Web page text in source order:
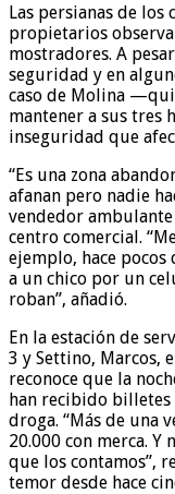
Las persianas de los
propietarios
mostradores. A
seguridad y en
caso de Molina
mantener a sus
inseguridad que
“Es una zona
afanan pero nadie
vendedor
centro comercial.
ejemplo, hace pocos
a un chico por un
roban”, añadió.
En la estación de
3 y Settino, Marcos,
reconoce que la
han recibido billetes
droga. “Más de una
20.000 con merca. Y
que los contamos”,
temor desde hace